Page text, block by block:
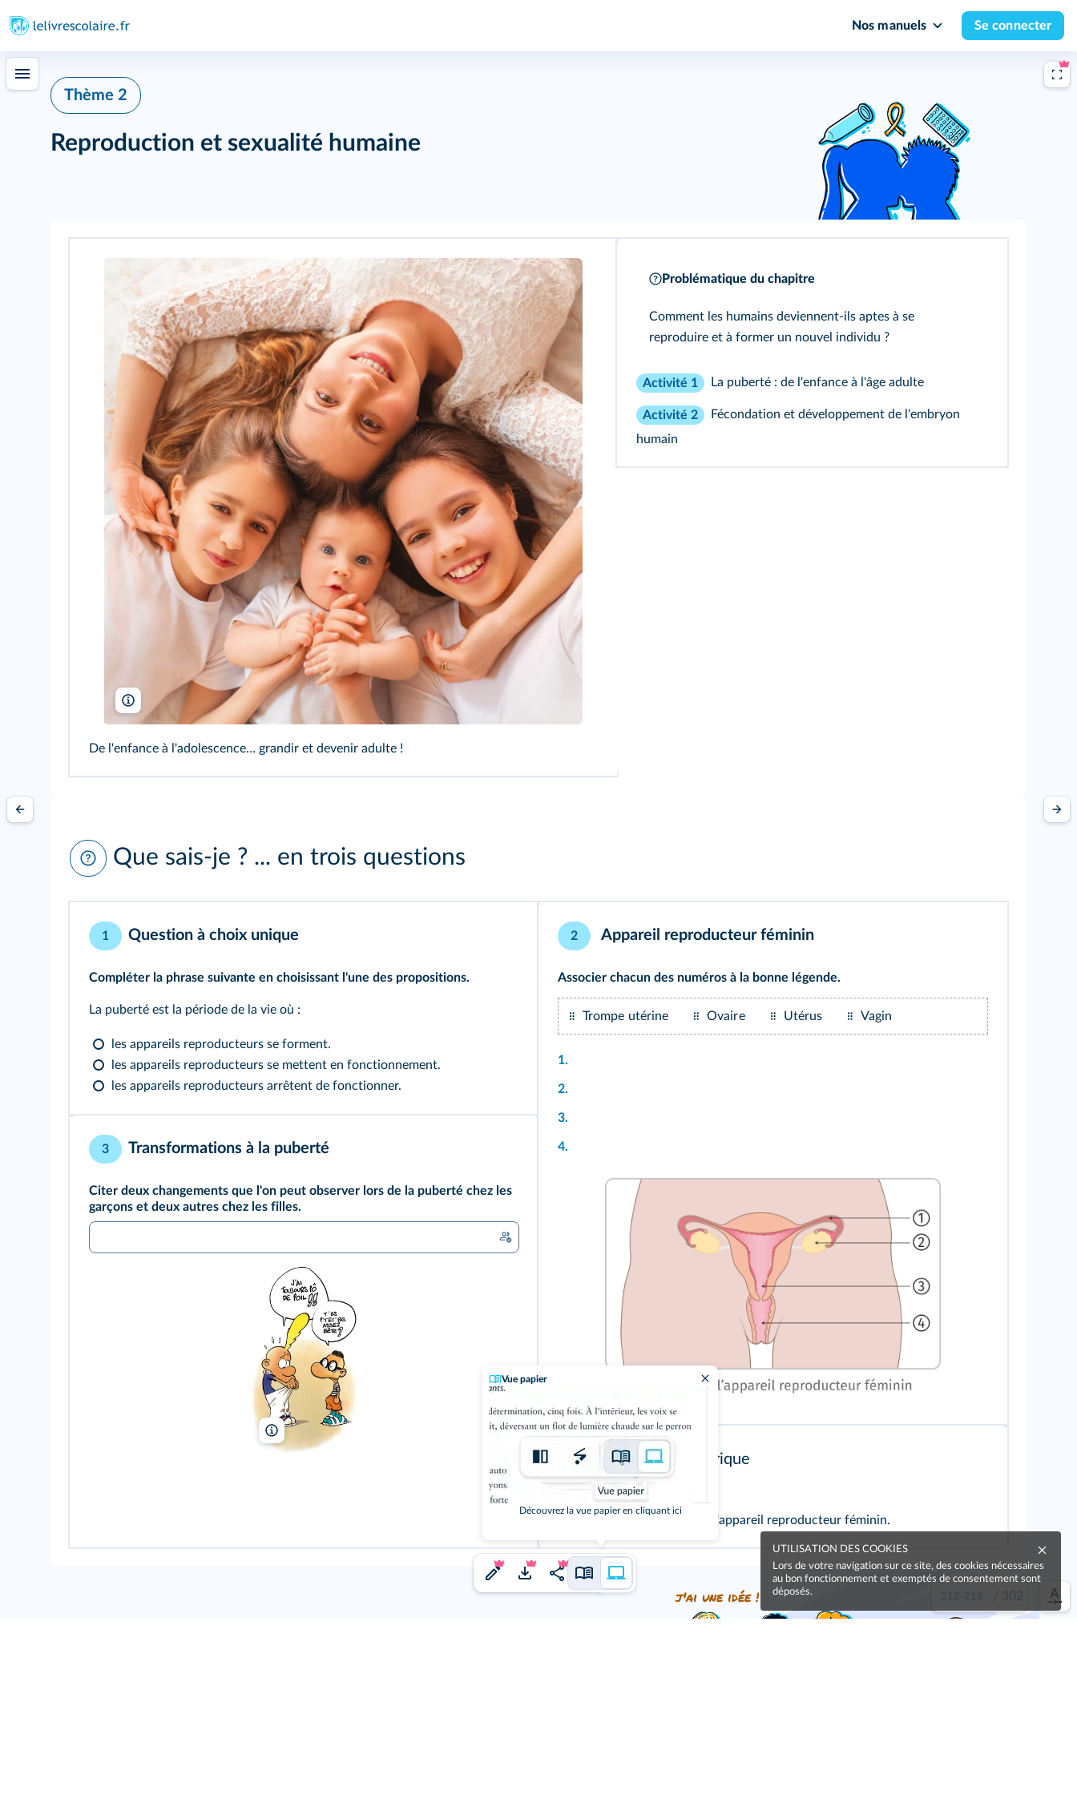
Nos manuels Se connecter
/ 302
Vue papier
Découvrez la vue papier en cliquant ici
Thème 2
Reproduction et sexualité humaine
Yuriy Nedopekin/Alamy
De l'enfance à l'adolescence… grandir et devenir adulte !
Problématique du chapitre
Comment les humains deviennent-ils aptes à se
reproduire et à former un nouvel individu ?
Activité 1 La puberté : de l'enfance à l'âge adulte
Activité 2
Fécondation et développement de l'embryon
humain
Que sais-je ? ... en trois questions
1 Question à choix unique
Compléter la phrase suivante en choisissant l'une des propositions.
La puberté est la période de la vie où :
les appareils reproducteurs se forment.
les appareils reproducteurs se mettent en fonctionnement.
les appareils reproducteurs arrêtent de fonctionner.
3 Transformations à la puberté
Citer deux changements que l'on peut observer lors de la puberté chez les
garçons et deux autres chez les filles.
Le guide du zizisexuel par Zep et Hélène Bruller, Editions Glénat, 2001, Tous droits réserves
2 Appareil reproducteur féminin
Associer chacun des numéros à la bonne légende.
Trompe utérine Ovaire Utérus Vagin
1.
2.
3.
4.
Supplément numérique
sur l'appareil reproducteur féminin.
j'ai une idée !
UTILISATION DES COOKIES
Lors de votre navigation sur ce site, des cookies nécessaires
au bon fonctionnement et exemptés de consentement sont
déposés.